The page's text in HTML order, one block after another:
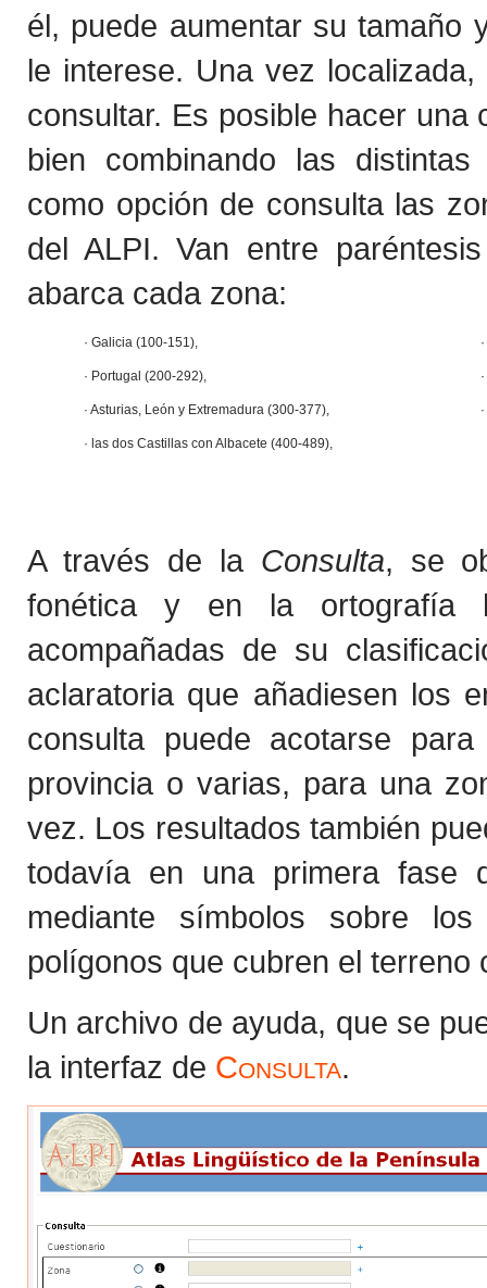
él, puede aumentar su tamaño
le interese. Una vez
consultar. Es posible hacer
bien combinando las
como opción de consulta las
del ALPI. Van entre
abarca cada zona:
· Galicia (100-151),
· Portugal (200-292),
· Asturias, León y Extremadura (300-377),
· las dos Castillas con Albacete (400-489),
A través de la Consulta, se
fonética y en la ortografía
acompañadas de su
aclaratoria que añadiesen los
consulta puede acotarse
provincia o varias, para una
vez. Los resultados también
todavía en una primera fase
mediante símbolos sobre
polígonos que cubren el terreno
Un archivo de ayuda, que se
la interfaz de Consulta.